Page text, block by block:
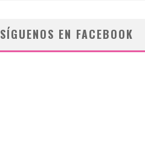
SÍGUENOS EN FACEBOOK